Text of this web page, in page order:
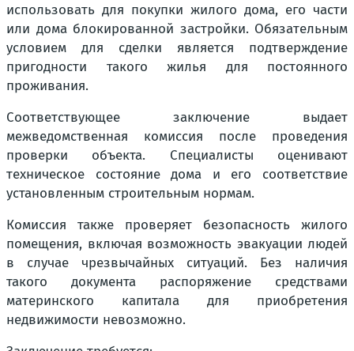
использовать для покупки жилого дома, его части
или дома блокированной застройки. Обязательным
условием для сделки является подтверждение
пригодности такого жилья для постоянного
проживания.
Соответствующее заключение выдает
межведомственная комиссия после проведения
проверки объекта. Специалисты оценивают
техническое состояние дома и его соответствие
установленным строительным нормам.
Комиссия также проверяет безопасность жилого
помещения, включая возможность эвакуации людей
в случае чрезвычайных ситуаций. Без наличия
такого документа распоряжение средствами
материнского капитала для приобретения
недвижимости невозможно.